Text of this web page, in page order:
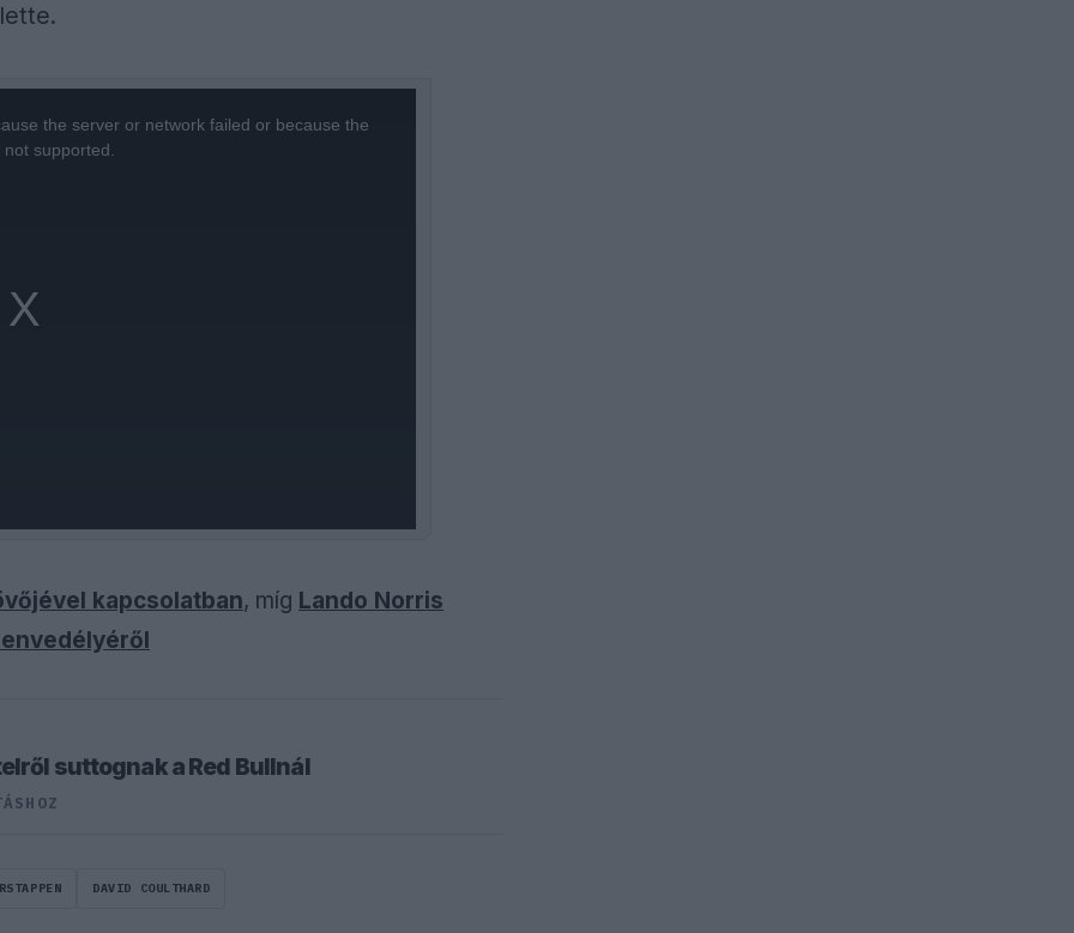
the server or network failed or because the
not supported.
kapcsolatban, míg Lando Norris
suttognak a Red Bullnál
DAVID COULTHARD